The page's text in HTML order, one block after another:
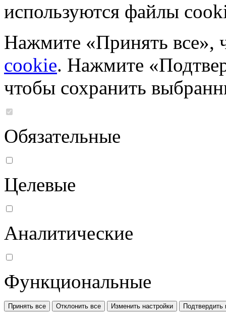
используются файлы
Нажмите «Принять все»,
cookie. Нажмите
чтобы сохранить
Обязательные
Целевые
Аналитические
Функциональные
Принять все Отклонить все Изменить настройки Подтвердить